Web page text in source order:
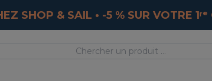
SHOP & SAIL • -5 % SUR VOTRE